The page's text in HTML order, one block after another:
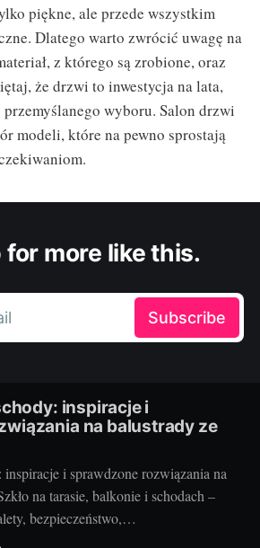
piękne, ale przede wszystkim
Dlatego warto zwrócić uwagę na
z którego są zrobione, oraz
że drzwi to inwestycja na lata,
wyboru. Salon drzwi
modeli, które na pewno sprostają
for more like this.
Subscribe
inspiracje i
na balustrady ze
i sprawdzone rozwiązania na
na tarasie, balkonie i schodach –
bezpieczeństwo,
to przepis na lekką, jasną i